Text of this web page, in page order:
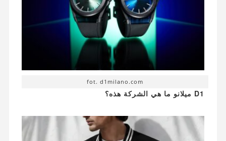
fot. d1milano.com
D1 ميلانو ما هي الشركة هذه؟